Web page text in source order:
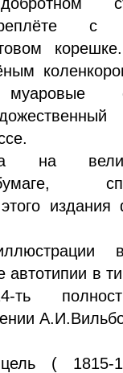
с
на
автотипии в
ть
(